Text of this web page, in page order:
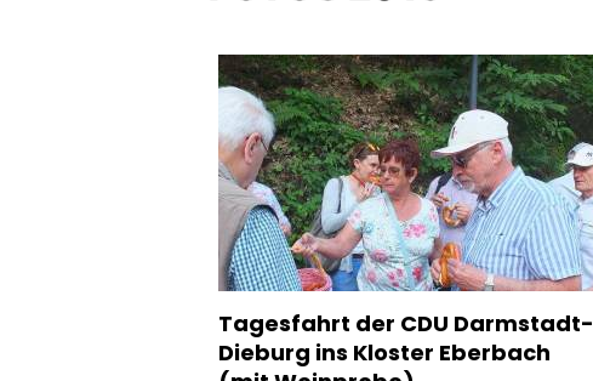
Tagesfahrt der CDU Darmstadt-
Dieburg ins Kloster Eberbach